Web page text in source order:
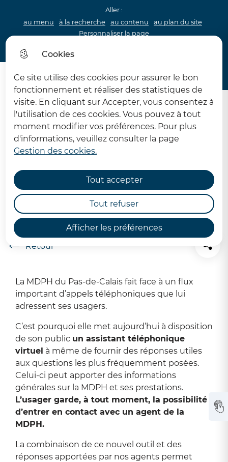
Cookies
Ce site utilise des cookies pour assurer le bon
fonctionnement et réaliser des statistiques de
visite. En cliquant sur Accepter, vous consentez à
l'utilisation de ces cookies. Vous pouvez à tout
moment modifier vos préférences. Pour plus
d'informations, veuillez consulter la page
Gestion des cookies.
Afficher les préférences
Tout accepter
Tout refuser
Aller :
au menu
à la recherche au contenu
au plan du site
Personnaliser la page
62 MDPH Maison départementale des personnes
Menu
Un assistant téléphonique
virtuel pour répondre à vos
questions les plus
fréquentes.
Accueil
La MDPH du Pas-de-Calais fait face à un flux
important d’appels téléphoniques que lui
adressent ses usagers.
C’est pourquoi elle met aujourd’hui à disposition
de son public un assistant téléphonique
virtuel à même de fournir des réponses utiles
aux questions les plus fréquemment posées.
Celui-ci peut apporter des informations
générales sur la MDPH et ses prestations.
L’usager garde, à tout moment, la possibilité
d’entrer en contact avec un agent de la
MDPH.
La combinaison de ce nouvel outil et des
réponses apportées par nos agents permet